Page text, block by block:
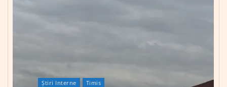
Știri Interne Timis